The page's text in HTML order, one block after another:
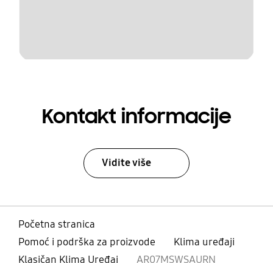
Kontakt informacije
Vidite više
Početna stranica
Pomoć i podrška za proizvode
Klima uređaji
Klasičan Klima Uređaj
AR07MSWSAURN